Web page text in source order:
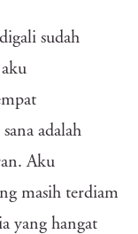
sudah
adalah
Aku
masih terdiam
yang hangat